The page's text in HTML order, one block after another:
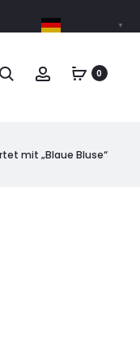
0
mit „Blaue Bluse“
▼